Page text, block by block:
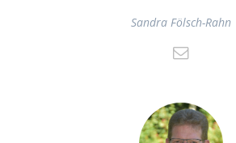
Sandra Fölsch-Rahn